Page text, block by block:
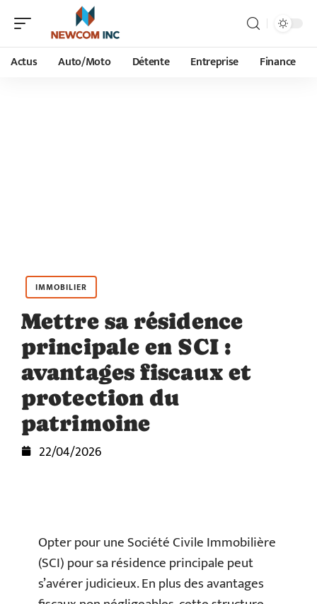
Actus Auto/Moto Détente Entreprise Finance
IMMOBILIER
Mettre sa résidence
principale en SCI :
avantages fiscaux et
protection du
patrimoine
22/04/2026
Opter pour une Société Civile Immobilière
(SCI) pour sa résidence principale peut
s’avérer judicieux. En plus des avantages